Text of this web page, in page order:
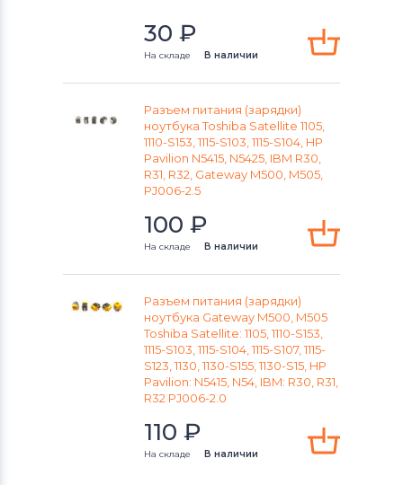
30 ₽
На складе В наличии
Разъем питания (зарядки)
ноутбука Toshiba Satellite 1105,
1110-S153, 1115-S103, 1115-S104, HP
Pavilion N5415, N5425, IBM R30,
R31, R32, Gateway M500, M505,
PJ006-2.5
100 ₽
На складе В наличии
Разъем питания (зарядки)
ноутбука Gateway M500, M505
Toshiba Satellite: 1105, 1110-S153,
1115-S103, 1115-S104, 1115-S107, 1115-
S123, 1130, 1130-S155, 1130-S15, HP
Pavilion: N5415, N54, IBM: R30, R31,
R32 PJ006-2.0
110 ₽
На складе В наличии